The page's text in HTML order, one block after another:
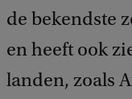
de bekendste
en heeft ook
landen, zoals